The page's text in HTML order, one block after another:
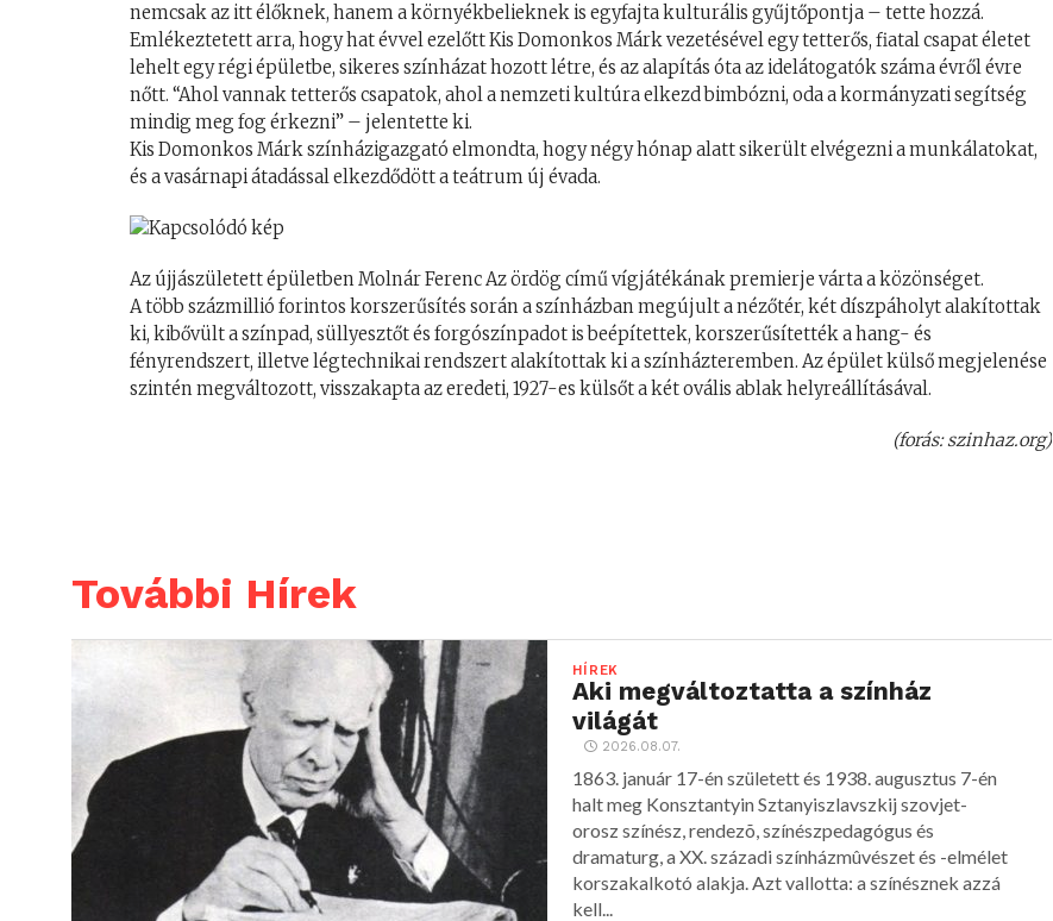
nemcsak az itt élőknek, hanem a környékbelieknek is egyfajta kulturális gyűjtőpontja – tette hozzá.
Emlékeztetett arra, hogy hat évvel ezelőtt Kis Domonkos Márk vezetésével egy tetterős, fiatal csapat életet
lehelt egy régi épületbe, sikeres színházat hozott létre, és az alapítás óta az idelátogatók száma évről évre
nőtt. “Ahol vannak tetterős csapatok, ahol a nemzeti kultúra elkezd bimbózni, oda a kormányzati segítség
mindig meg fog érkezni” – jelentette ki.
Kis Domonkos Márk színházigazgató elmondta, hogy négy hónap alatt sikerült elvégezni a munkálatokat,
és a vasárnapi átadással elkezdődött a teátrum új évada.
Az újjászületett épületben Molnár Ferenc Az ördög című vígjátékának premierje várta a közönséget.
A több százmillió forintos korszerűsítés során a színházban megújult a nézőtér, két díszpáholyt alakítottak
ki, kibővült a színpad, süllyesztőt és forgószínpadot is beépítettek, korszerűsítették a hang- és
fényrendszert, illetve légtechnikai rendszert alakítottak ki a színházteremben. Az épület külső megjelenése
szintén megváltozott, visszakapta az eredeti, 1927-es külsőt a két ovális ablak helyreállításával.
(forás: szinhaz.org)
További Hírek
HÍREK
Aki megváltoztatta a színház
világát
2026.08.07.
1863. január 17-én született és 1938. augusztus 7-én
halt meg Konsztantyin Sztanyiszlavszkij szovjet-
orosz színész, rendezõ, színészpedagógus és
dramaturg, a XX. századi színházmûvészet és -elmélet
korszakalkotó alakja. Azt vallotta: a színésznek azzá
kell...